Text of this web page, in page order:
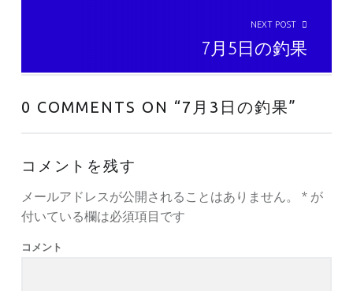
NEXT POST
7月5日の釣果
0 COMMENTS ON “7月3日の釣果”
コメントを残す
メールアドレスが公開されることはありません。 *が
付いている欄は必須項目です
コメント